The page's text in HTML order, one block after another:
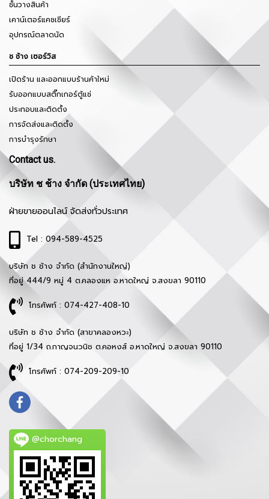
ชั้นวางสินค้า
เคาน์เตอร์แคชเชียร์
อุปกรณ์ตลาดนัด
ช ช้าง เซอร์วิส
เปิดร้าน และออกแบบร้านค้าใหม่
รับออกแบบสติ๊กเกอร์ตู้แช่
ประกอบและติดตั้ง
การจัดส่งและติดตั้ง
การบำรุงรักษา
Contact us.
บริษัท ช ช้าง จำกัด (ประเทศไทย)
ฝ่ายขายออนไลน์ จัดส่งทั่วประเทศ
Tel : 094-589-4525
บริษัท ช ช้าง จำกัด (สำนักงานใหญ่)
ที่อยู่ 444/9 หมู่ 4 ต.คลองแห อ.หาดใหญ่ จ.สงขลา 90110
โทรศัพท์ : 074-427-408-10
บริษัท ช ช้าง จำกัด (สาขาคลองหวะ)
ที่อยู่ 1/34 ถ.กาญจนวนิช ต.คอหงส์ อ.หาดใหญ่ จ.สงขลา 90110
โทรศัพท์ : 074-209-209-10
@chorchang